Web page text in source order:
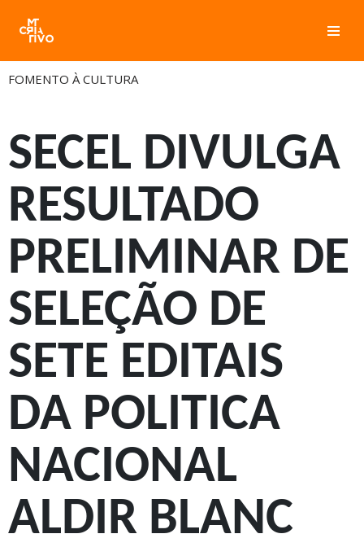
Pular
para
o
FOMENTO À CULTURA
SECEL DIVULGA
RESULTADO
PRELIMINAR DE
SELEÇÃO DE
SETE EDITAIS
DA POLITICA
NACIONAL
ALDIR BLANC